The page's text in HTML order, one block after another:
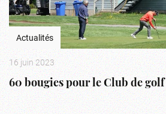
Actualités
16 juin 2023
60 bougies pour le Club de